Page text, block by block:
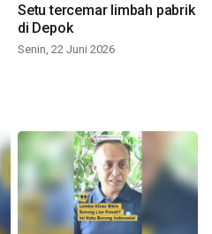
Setu tercemar limbah pabrik
di Depok
Senin, 22 Juni 2026